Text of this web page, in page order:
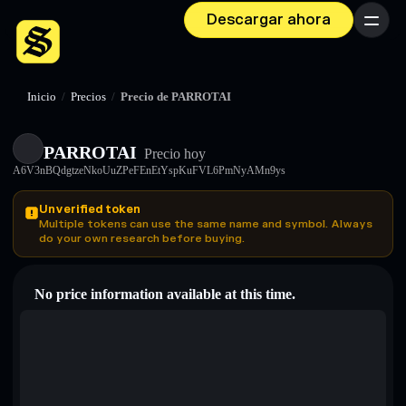
Descargar ahora Menú
Inicio / Precios / Precio de PARROTAI
PARROTAI Precio hoy
A6V3nBQdgtzeNkoUuZPeFEnEtYspKuFVL6PmNyAMn9ys
Unverified token
Multiple tokens can use the same name and symbol. Always
do your own research before buying.
No price information available at this time.